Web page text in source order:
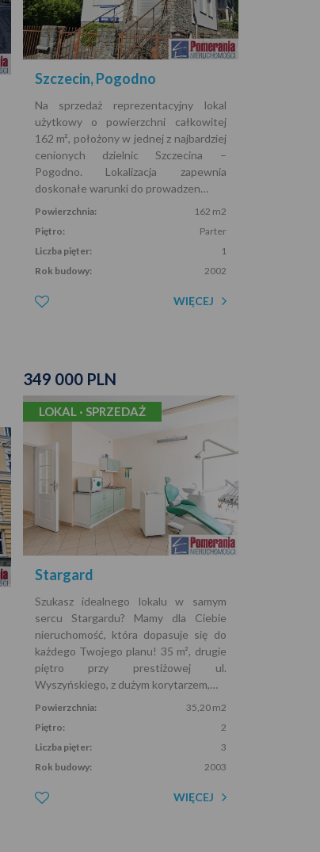
Szczecin, Pogodno
Na sprzedaż reprezentacyjny lokal
użytkowy o powierzchni całkowitej
162 m², położony w jednej z najbardziej
cenionych dzielnic Szczecina –
Pogodno. Lokalizacja zapewnia
doskonałe warunki do prowadzen…
Powierzchnia:
162 m2
Piętro:
Parter
Liczba pięter:
1
Rok budowy:
2002
WIĘCEJ
349 000 PLN
LOKAL · SPRZEDAŻ
Stargard
Szukasz idealnego lokalu w samym
sercu Stargardu? Mamy dla Ciebie
nieruchomość, która dopasuje się do
każdego Twojego planu! 35 m², drugie
piętro przy prestiżowej ul.
Wyszyńskiego, z dużym korytarzem,…
Powierzchnia:
35,20 m2
Piętro:
2
Liczba pięter:
3
Rok budowy:
2003
WIĘCEJ